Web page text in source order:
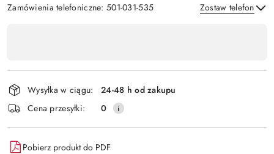
Zamówienia telefoniczne: 501-031-535 Zostaw telefon
płatność
i
dostawa
Wysyłka w ciągu:
24-48 h od zakupu
Cena przesyłki:
0
Pobierz produkt do PDF